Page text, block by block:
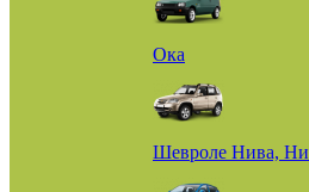
Ока
Шевроле Нива,